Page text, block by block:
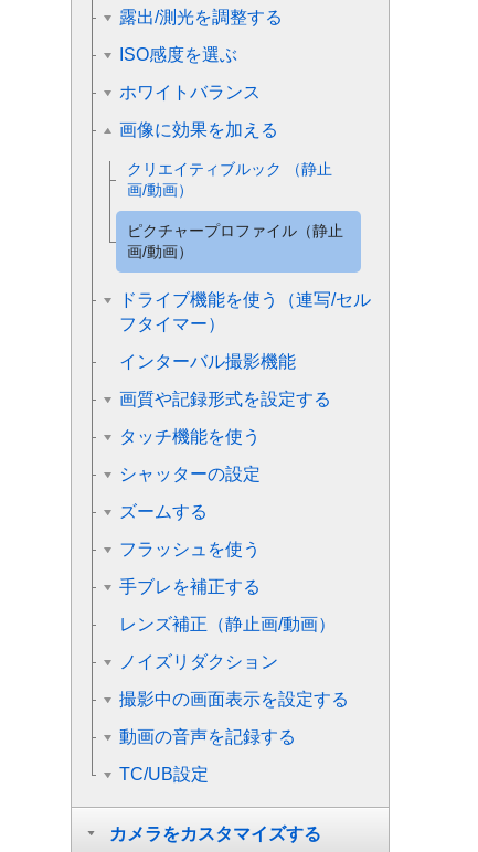
露出/測光を調整する
ISO感度を選ぶ
ホワイトバランス
画像に効果を加える
クリエイティブルック
（静止
画/動画）
ピクチャープロファイル（静止
画/動画）
ドライブ機能を使う（連写/セル
フタイマー）
インターバル撮影機能
画質や記録形式を設定する
タッチ機能を使う
シャッターの設定
ズームする
フラッシュを使う
手ブレを補正する
レンズ補正 （静止画/動画）
ノイズリダクション
撮影中の画面表示を設定する
動画の音声を記録する
TC/UB設定
カメラをカスタマイズする